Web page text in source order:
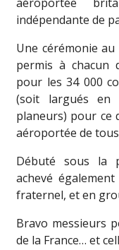
indépendante de
Une cérémonie
permis à chacun
pour les 34 000
(soit largués en
planeurs) pour ce
aéroportée de
Débuté sous la
achevé
fraternel, et en
Bravo messieurs
de la France… et